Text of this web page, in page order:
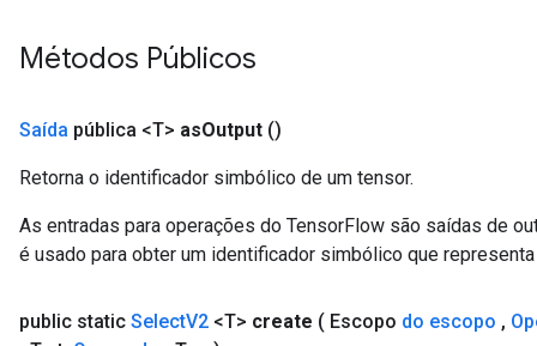
Métodos Públicos
Saída pública <T> asOutput ()
Retorna o identificador simbólico de um tensor.
As entradas para operações do TensorFlow são saídas de
é usado para obter um identificador simbólico que
public static SelectV2 <T> create ( Escopo do escopo ,